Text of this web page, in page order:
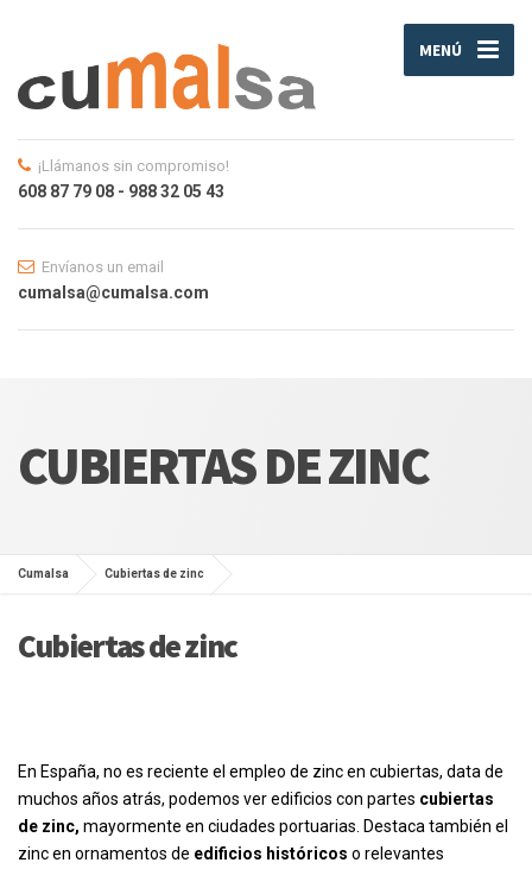
MENÚ
¡Llámanos sin compromiso!
608 87 79 08 - 988 32 05 43
Envíanos un email
cumalsa@cumalsa.com
CUBIERTAS DE ZINC
Cumalsa Cubiertas de zinc
Cubiertas de zinc
En España, no es reciente el empleo de zinc en cubiertas, data de
muchos años atrás, podemos ver edificios con partes cubiertas
de zinc, mayormente en ciudades portuarias. Destaca también el
zinc en ornamentos de edificios históricos o relevantes